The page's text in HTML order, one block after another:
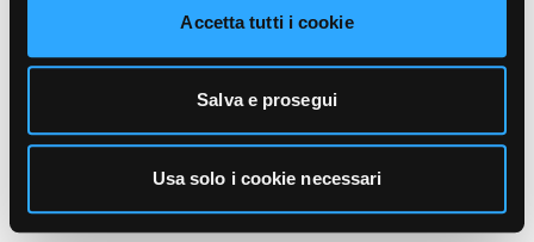
Accetta tutti i cookie
Salva e prosegui
Usa solo i cookie necessari